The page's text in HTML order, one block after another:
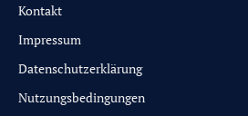
Kontakt
Impressum
Datenschutzerklärung
Nutzungsbedingungen